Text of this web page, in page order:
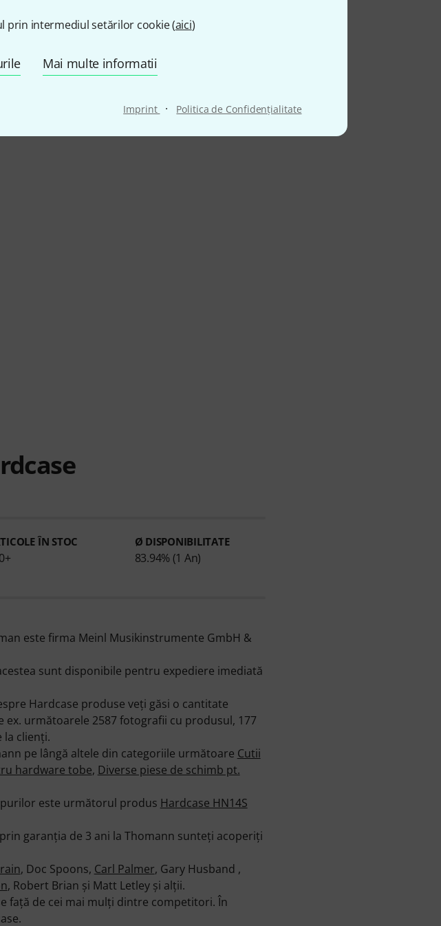
prin intermediul setărilor cookie (aici)
Mai multe informatii
Imprint · Politica de Confidenţialitate
ÎN STOC Ø DISPONIBILITATE
83.94% (1 An)
este firma Meinl Musikinstrumente GmbH &
sunt disponibile pentru expediere imediată
Hardcase produse veţi găsi o cantitate
următoarele 2587 fotografii cu produsul, 177
la clienţi.
pe lângă altele din categoriile următoare Cutii
hardware tobe, Diverse piese de schimb pt.
este următorul produs Hardcase HN14S
garanţia de 3 ani la Thomann sunteţi acoperiţi
, Doc Spoons, Carl Palmer, Gary Husband ,
, Robert Brian şi Matt Letley şi alţii.
faţă de cei mai mulţi dintre competitori. În